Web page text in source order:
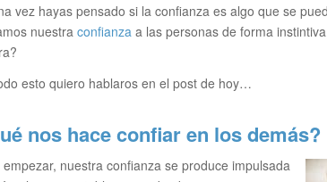
vez hayas pensado si la confianza es algo que se
nuestra confianza a las personas de forma
esto quiero hablaros en el post de hoy…
nos hace confiar en los demás?
empezar, nuestra confianza se produce impulsada